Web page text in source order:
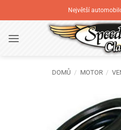
na
Největší
DOMŮ / MOTOR /